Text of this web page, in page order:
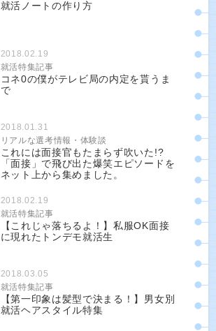
就活ノートの作り方
2018.02.19
就活特集記事
コネ0の僕がテレビ局の内定を貰うま
で
2018.01.31
リアルな選考情報・体験談
これには面接官もたまらず吹いた!?
「面接」で飛び出た爆笑エピソードを
ネット上から集めました。
2018.02.19
就活特集記事
【これじゃ落ちるよ！】私服OK面接
に現れたトンデモ就活生
2018.03.05
就活特集記事
【第一印象は髪型で決まる！】男女別
就活ヘアスタイル特集